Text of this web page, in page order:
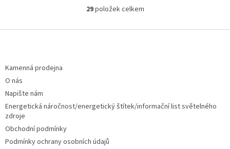
O
l
r
v
29položek celkem
Kamenná prodejna
O nás
Napište nám
Energetická náročnost/energetický štítek/informační list světelného
zdroje
Obchodní podmínky
Podmínky ochrany osobních údajů